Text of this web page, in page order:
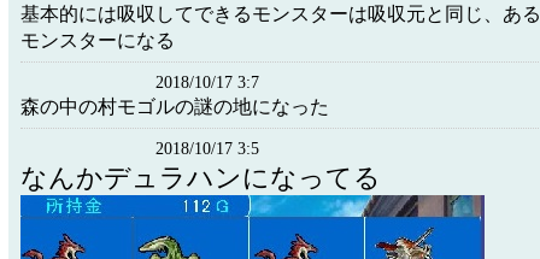
基本的には吸収してできるモンスターは吸収元と同じ、あ
モンスターになる
2018/10/17 3:7
森の中の村モゴルの謎の地になった
2018/10/17 3:5
なんかデュラハンになってる